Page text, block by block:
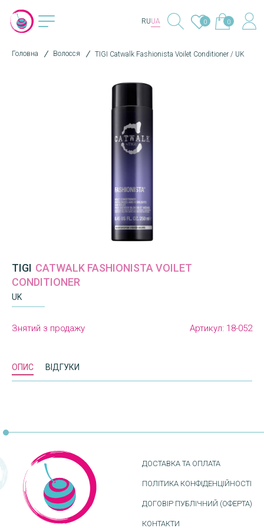
RUUA 0 0
Головна Волосся TIGI Catwalk Fashionista Voilet Conditioner / UK
TIGI CATWALK FASHIONISTA VOILET
CONDITIONER
UK
Знятий з продажу Артикул: 18-052
ОПИС ВІДГУКИ
ДОСТАВКА ТА ОПЛАТА
ПОЛІТИКА КОНФІДЕНЦІЙНОСТІ
ДОГОВІР ПУБЛІЧНИЙ (ОФЕРТА)
КОНТАКТИ